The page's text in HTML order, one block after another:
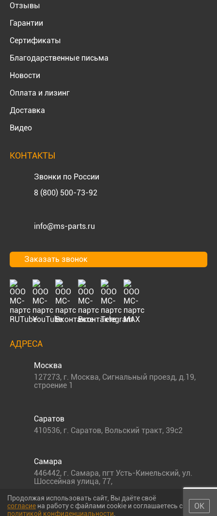
Отзывы
Гарантии
Сертификаты
Благодарственные письма
Новости
Оплата и лизинг
Доставка
Видео
КОНТАКТЫ
Звонки по России
8 (800) 500-73-92
info@ms-parts.ru
Заказать звонок
АДРЕСА
Москва
127273, г. Москва, Сигнальный проезд, д.19,
строение 1
Саратов
410536, г. Саратов, Вольский тракт, 39с2
Самара
446442, г. Самара, пгт Усть-Кинельский, ул.
Шоссейная улица, 77,
Продолжая использовать сайт, Вы даёте своё
согласие на работу с файлами cookie и соглашаетесь с
политикой конфиденциальности
ОК